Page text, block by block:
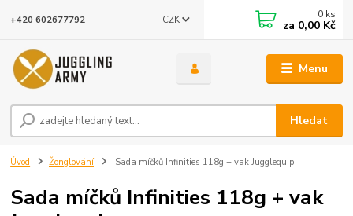
Menu
CZK
Hledat
+420 602677792 0 ks
za 0,00 Kč
Úvod Žonglování Sada míčků Infinities 118g + vak Jugglequip
Sada míčků Infinities 118g + vak